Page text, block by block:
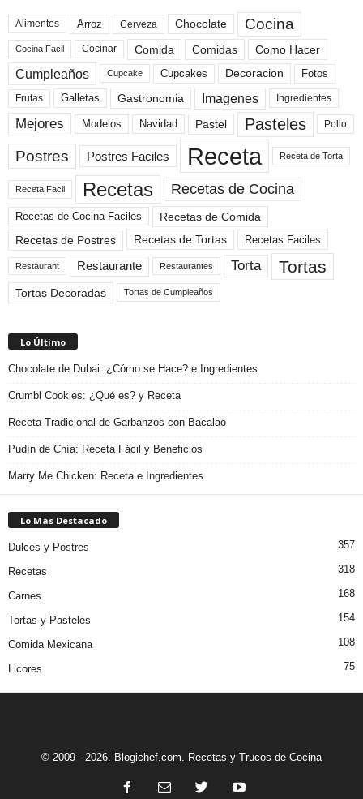
Alimentos Arroz Cerveza Chocolate Cocina
Cocina Facil Cocinar Comida Comidas Como Hacer
Cumpleaños Cupcake Cupcakes Decoracion Fotos
Frutas Galletas Gastronomia Imagenes Ingredientes
Mejores Modelos Navidad Pastel Pasteles Pollo
Postres Postres Faciles Receta Receta de Torta
Receta Facil Recetas Recetas de Cocina
Recetas de Cocina Faciles
Recetas de Comida
Recetas de Postres
Recetas de Tortas Recetas Faciles
Restaurant Restaurante Restaurantes Torta Tortas
Tortas Decoradas Tortas de Cumpleaños
Lo Último
Chocolate de Dubai: ¿Cómo se Hace? e Ingredientes
Crumbl Cookies: ¿Qué es? y Receta
Receta Tradicional de Garbanzos con Bacalao
Pudín de Chía: Receta Fácil y Beneficios
Marry Me Chicken: Receta e Ingredientes
Lo Más Destacado
Dulces y Postres 357
Recetas 318
Carnes 168
Tortas y Pasteles 154
Comida Mexicana 108
Licores 75
© 2009 - 2026. Blogichef.com. Recetas y Trucos de Cocina